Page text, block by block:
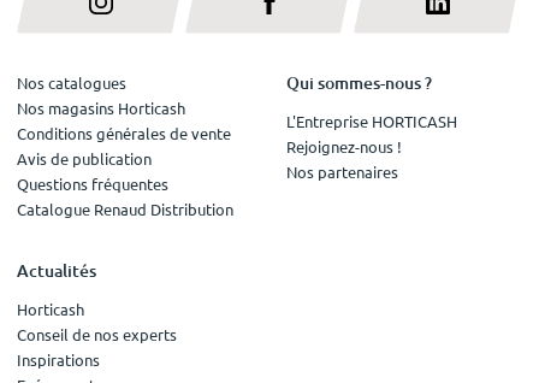
Nos catalogues
Nos magasins Horticash
Conditions générales de vente
Avis de publication
Questions fréquentes
Catalogue Renaud Distribution
Qui sommes-nous ?
L'Entreprise HORTICASH
Rejoignez-nous !
Nos partenaires
Actualités
Horticash
Conseil de nos experts
Inspirations